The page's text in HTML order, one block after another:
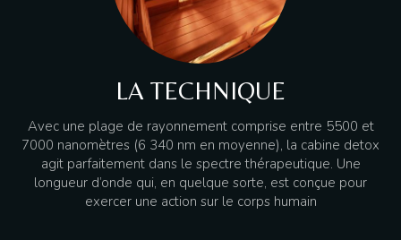
LA TECHNIQUE
Avec une plage de rayonnement comprise entre 5500 et
7000 nanomètres (6 340 nm en moyenne), la cabine detox
agit parfaitement dans le spectre thérapeutique. Une
longueur d’onde qui, en quelque sorte, est conçue pour
exercer une action sur le corps humain